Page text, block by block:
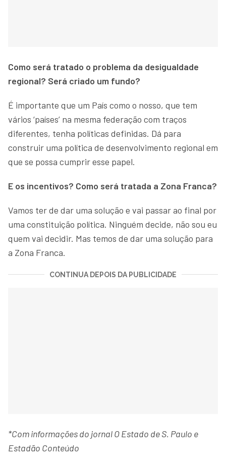
Como será tratado o problema da desigualdade
regional? Será criado um fundo?
É importante que um País como o nosso, que tem
vários ‘países’ na mesma federação com traços
diferentes, tenha políticas definidas. Dá para
construir uma política de desenvolvimento regional em
que se possa cumprir esse papel.
E os incentivos? Como será tratada a Zona Franca?
Vamos ter de dar uma solução e vai passar ao final por
uma constituição política. Ninguém decide, não sou eu
quem vai decidir. Mas temos de dar uma solução para
a Zona Franca.
CONTINUA DEPOIS DA PUBLICIDADE
*Com informações do jornal O Estado de S. Paulo e
Estadão Conteúdo